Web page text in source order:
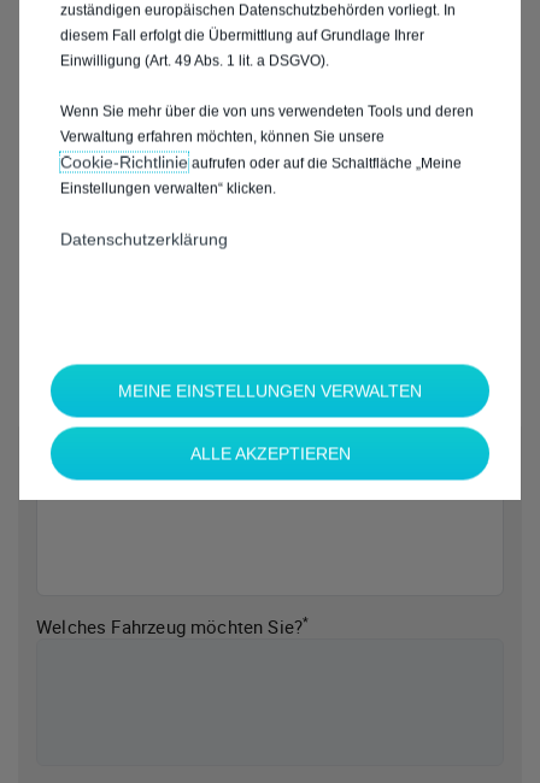
Welche Marke möchten Sie?*
Welches Fahrzeug möchten Sie?*
zuständigen europäischen Datenschutzbehörden vorliegt. In
diesem Fall erfolgt die Übermittlung auf Grundlage Ihrer
Einwilligung (Art. 49 Abs. 1 lit. a DSGVO).
Wenn Sie mehr über die von uns verwendeten Tools und deren
Verwaltung erfahren möchten, können Sie unsere
Cookie‑Richtlinieaufrufen oder auf die Schaltfläche „Meine
Einstellungen verwalten“ klicken.
Datenschutzerklärung
MEINE EINSTELLUNGEN VERWALTEN
ALLE AKZEPTIEREN